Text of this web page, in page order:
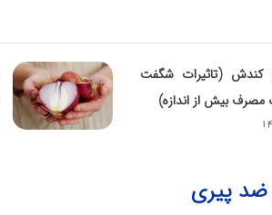
(تاثیرات شگفت
مصرف بیش از اندازه)
ضد پیری